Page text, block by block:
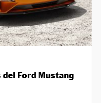
Ford Mustang